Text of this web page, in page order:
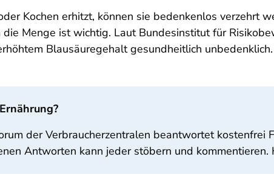
Kochen erhitzt, können sie bedenkenlos verzehrt
Menge ist wichtig. Laut Bundesinstitut für
Blausäuregehalt gesundheitlich
der Verbraucherzentralen beantwortet kostenfrei
Antworten kann jeder stöbern und kommentieren.